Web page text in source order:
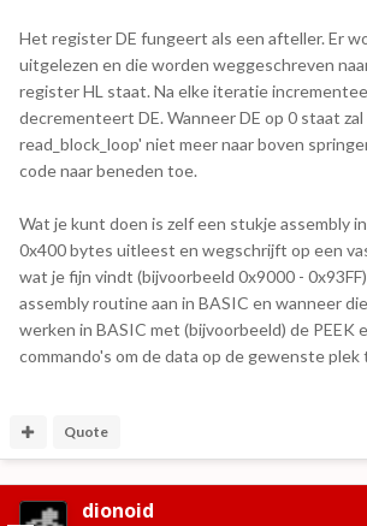
Het register DE fungeert als een afteller. Er
uitgelezen en die worden weggeschreven
register HL staat. Na elke iteratie
decrementeert DE. Wanneer DE op 0 staat zal
read_block_loop' niet meer naar boven
code naar beneden toe.
Wat je kunt doen is zelf een stukje assembly
0x400 bytes uitleest en wegschrijft op een
wat je fijn vindt (bijvoorbeeld 0x9000 -
assembly routine aan in BASIC en wanneer
werken in BASIC met (bijvoorbeeld) de PEEK
commando's om de data op de gewenste
Quote
dionoid